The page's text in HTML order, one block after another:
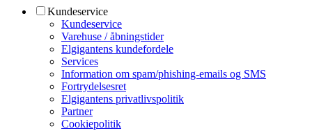
Kundeservice
Kundeservice
Varehuse / åbningstider
Elgigantens kundefordele
Services
Information om spam/phishing-emails og SMS
Fortrydelsesret
Elgigantens privatlivspolitik
Partner
Cookiepolitik